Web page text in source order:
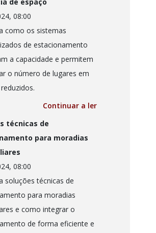
08:00
como os sistemas
de estacionamento
a capacidade e permitem
o número de lugares em
Continuar a ler
técnicas de
para moradias
08:00
soluções técnicas de
para moradias
e como integrar o
de forma eficiente e